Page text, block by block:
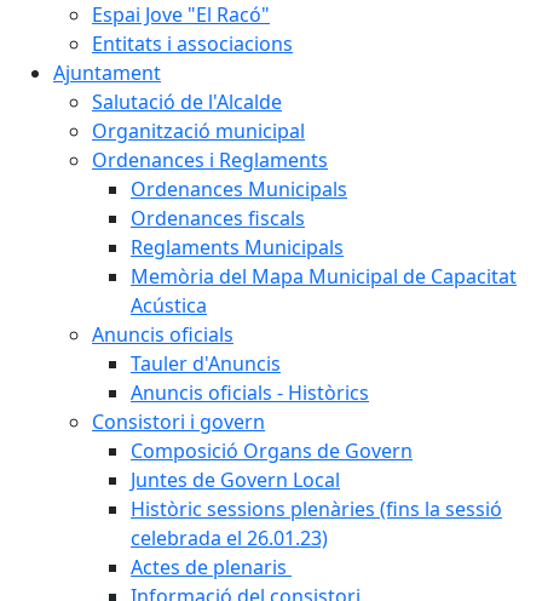
Espai Jove "El Racó"
Entitats i associacions
Ajuntament
Salutació de l'Alcalde
Organització municipal
Ordenances i Reglaments
Ordenances Municipals
Ordenances fiscals
Reglaments Municipals
Memòria del Mapa Municipal de Capacitat
Acústica
Anuncis oficials
Tauler d'Anuncis
Anuncis oficials - Històrics
Consistori i govern
Composició Organs de Govern
Juntes de Govern Local
Històric sessions plenàries (fins la sessió
celebrada el 26.01.23)
Actes de plenaris